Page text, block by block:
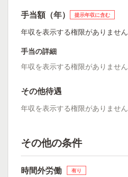
手当額（年） 提示年収に含む
年収を表示する権限がありません
手当の詳細
年収を表示する権限がありません
その他待遇
年収を表示する権限がありません
その他の条件
時間外労働 有り